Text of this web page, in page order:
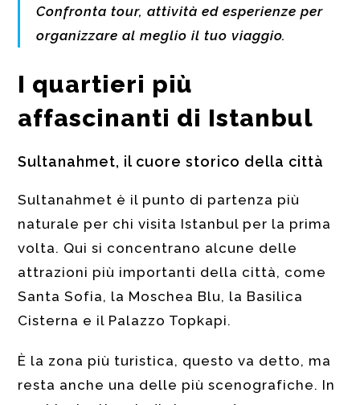
Confronta tour, attività ed esperienze per
organizzare al meglio il tuo viaggio.
I quartieri più
affascinanti di Istanbul
Sultanahmet, il cuore storico della città
Sultanahmet è il punto di partenza più
naturale per chi visita Istanbul per la prima
volta. Qui si concentrano alcune delle
attrazioni più importanti della città, come
Santa Sofia, la Moschea Blu, la Basilica
Cisterna e il Palazzo Topkapi.
È la zona più turistica, questo va detto, ma
resta anche una delle più scenografiche. In